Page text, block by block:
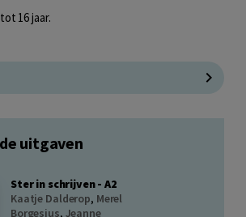
16 jaar.
uitgaven
Ster in schrijven - A2
Kaatje Dalderop, Merel
Borgesius, Jeanne